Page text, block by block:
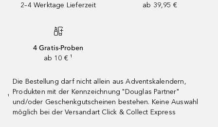
2–4 Werktage Lieferzeit
ab 39,95 €
4 Gratis-Proben
ab 10 € ¹
¹
Die Bestellung darf nicht allein aus Adventskalendern,
Produkten mit der Kennzeichnung "Douglas Partner"
und/oder Geschenkgutscheinen bestehen. Keine Auswahl
möglich bei der Versandart Click & Collect Express